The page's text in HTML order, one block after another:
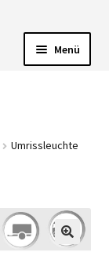
Menü
Umrissleuchte